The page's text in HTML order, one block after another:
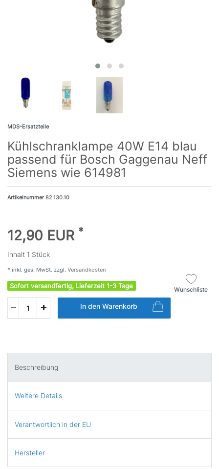
MDS-Ersatzteile
Kühlschranklampe 40W E14 blau
passend für Bosch Gaggenau Neff
Siemens wie 614981
Artikelnummer82.130.10
12,90 EUR *
Inhalt 1 Stück
* inkl. ges. MwSt. zzgl. Versandkosten
Sofort versandfertig, Lieferzeit 1-3 Tage
In den Warenkorb
Wunschliste
Beschreibung
Weitere Details
Verantwortlich in der EU
Hersteller